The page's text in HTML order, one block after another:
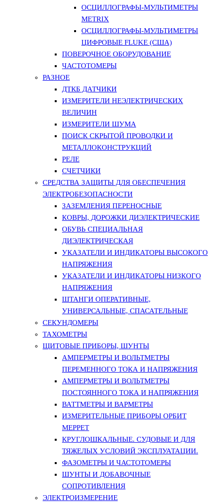
ОСЦИЛЛОГРАФЫ-МУЛЬТИМЕТРЫ
METRIX
ОСЦИЛЛОГРАФЫ-МУЛЬТИМЕТРЫ
ЦИФРОВЫЕ FLUKE (США)
ПОВЕРОЧНОЕ ОБОРУДОВАНИЕ
ЧАСТОТОМЕРЫ
РАЗНОЕ
ДТКБ ДАТЧИКИ
ИЗМЕРИТЕЛИ НЕЭЛЕКТРИЧЕСКИХ
ВЕЛИЧИН
ИЗМЕРИТЕЛИ ШУМА
ПОИСК СКРЫТОЙ ПРОВОДКИ И
МЕТАЛЛОКОНСТРУКЦИЙ
РЕЛЕ
СЧЕТЧИКИ
СРЕДСТВА ЗАЩИТЫ ДЛЯ ОБЕСПЕЧЕНИЯ
ЭЛЕКТРОБЕЗОПАСНОСТИ
ЗАЗЕМЛЕНИЯ ПЕРЕНОСНЫЕ
КОВРЫ, ДОРОЖКИ ДИЭЛЕКТРИЧЕСКИЕ
ОБУВЬ СПЕЦИАЛЬНАЯ
ДИЭЛЕКТРИЧЕСКАЯ
УКАЗАТЕЛИ И ИНДИКАТОРЫ ВЫСОКОГО
НАПРЯЖЕНИЯ
УКАЗАТЕЛИ И ИНДИКАТОРЫ НИЗКОГО
НАПРЯЖЕНИЯ
ШТАНГИ ОПЕРАТИВНЫЕ,
УНИВЕРСАЛЬНЫЕ, СПАСАТЕЛЬНЫЕ
СЕКУНДОМЕРЫ
ТАХОМЕТРЫ
ЩИТОВЫЕ ПРИБОРЫ, ШУНТЫ
АМПЕРМЕТРЫ И ВОЛЬТМЕТРЫ
ПЕРЕМЕННОГО ТОКА И НАПРЯЖЕНИЯ
АМПЕРМЕТРЫ И ВОЛЬТМЕТРЫ
ПОСТОЯННОГО ТОКА И НАПРЯЖЕНИЯ
ВАТТМЕТРЫ И ВАРМЕТРЫ
ИЗМЕРИТЕЛЬНЫЕ ПРИБОРЫ ОРБИТ
МЕРРЕТ
КРУГЛОШКАЛЬНЫЕ. СУДОВЫЕ И ДЛЯ
ТЯЖЕЛЫХ УСЛОВИЙ ЭКСПЛУАТАЦИИ.
ФАЗОМЕТРЫ И ЧАСТОТОМЕРЫ
ШУНТЫ И ДОБАВОЧНЫЕ
СОПРОТИВЛЕНИЯ
ЭЛЕКТРОИЗМЕРЕНИЕ